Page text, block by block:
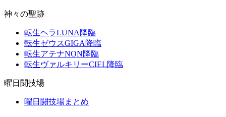
神々の聖跡
転生ヘラLUNA降臨
転生ゼウスGIGA降臨
転生アテナNON降臨
転生ヴァルキリーCIEL降臨
曜日闘技場
曜日闘技場まとめ